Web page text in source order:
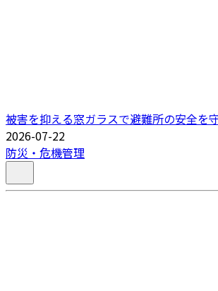
被害を抑える窓ガラスで避難所の安全を
2026-07-22
防災・危機管理